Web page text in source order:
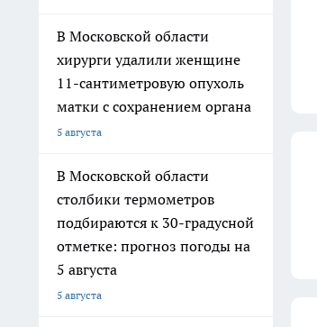
В Московской области
хирурги удалили женщине
11-сантиметровую опухоль
матки с сохранением органа
5 августа
В Московской области
столбики термометров
подбираются к 30-градусной
отметке: прогноз погоды на
5 августа
5 августа